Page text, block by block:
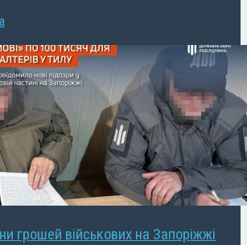
грошей військових на Запоріжжі